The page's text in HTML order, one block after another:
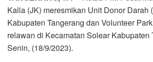
Kalla (JK) meresmikan Unit Donor Darah
Kabupaten Tangerang dan Volunteer
relawan di Kecamatan Solear Kabupaten
Senin, (18/9/2023).